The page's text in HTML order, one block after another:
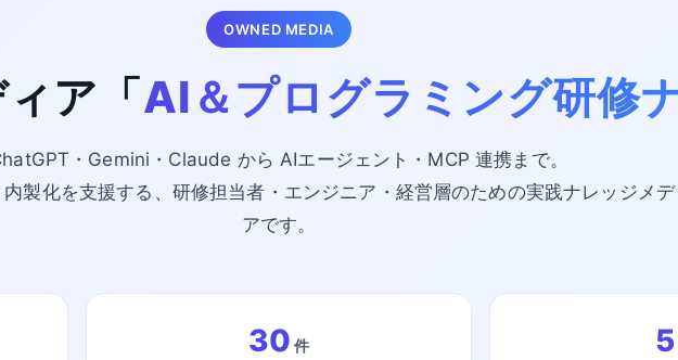
OWNED MEDIA
ア「AI＆プログラミング研修
・Gemini・Claude から AIエージェント・MCP 連携まで。
製化を支援する、研修担当者・エンジニア・経営層のための実践ナレッジメデ
アです。
30 件 5